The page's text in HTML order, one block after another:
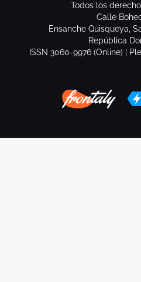
Todos los
Calle
Ensanche Quisqueya,
República
ISSN 3060-9976 (Online) |